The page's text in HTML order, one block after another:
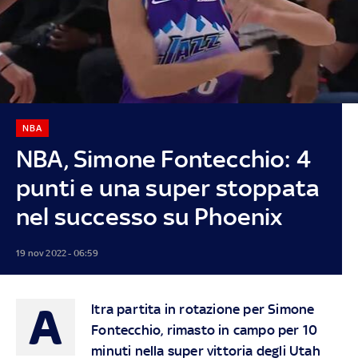
NBA, Simone Fontecchio: 4
punti e una super stoppata
nel successo su Phoenix
NBA
19 nov 2022 - 06:59
A
ltra partita in rotazione per Simone
Fontecchio, rimasto in campo per 10
minuti nella super vittoria degli Utah